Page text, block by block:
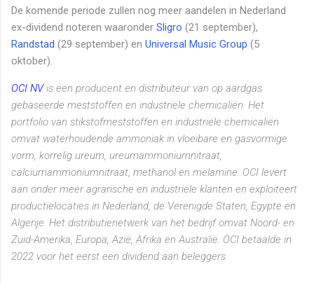
De komende periode zullen nog meer aandelen in Nederland
ex-dividend noteren waaronder Sligro (21 september),
Randstad (29 september) en Universal Music Group (5
oktober).
OCI NVis een producent en distributeur van op aardgas
gebaseerde meststoffen en industriële chemicaliën. Het
portfolio van stikstofmeststoffen en industriële chemicaliën
omvat waterhoudende ammoniak in vloeibare en gasvormige
vorm, korrelig ureum, ureumammoniumnitraat,
calciumammoniumnitraat, methanol en melamine. OCI levert
aan onder meer agrarische en industriële klanten en exploiteert
productielocaties in Nederland, de Verenigde Staten, Egypte en
Algerije. Het distributienetwerk van het bedrijf omvat Noord- en
Zuid-Amerika, Europa, Azië, Afrika en Australië. OCI betaalde in
2022 voor het eerst een dividend aan beleggers.